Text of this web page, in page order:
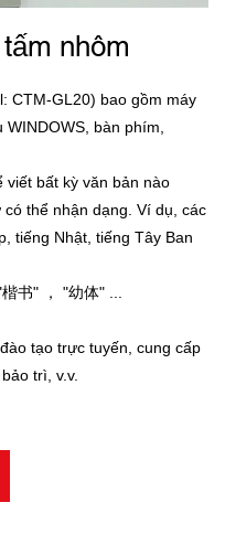
nhôm
CTM-GL20) bao gồm máy
bàn phím,
viết bất kỳ văn bản nào
thể nhận dạng. Ví dụ, các
tiếng Nhật, tiếng Tây Ban
书" ， "幼体" ...
tạo trực tuyến, cung cấp
trì, v.v.